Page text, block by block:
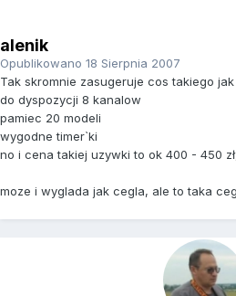
alenik
Opublikowano 18 Sierpnia 2007
Tak skromnie zasugeruje cos takiego
do dyspozycji 8 kanalow
pamiec 20 modeli
wygodne timer`ki
no i cena takiej uzywki to ok 400 - 450
moze i wyglada jak cegla, ale to taka